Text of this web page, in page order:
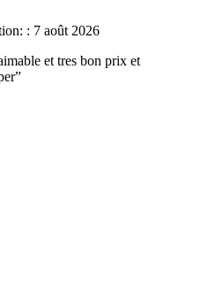
: 7 août 2026
et tres bon prix et
”